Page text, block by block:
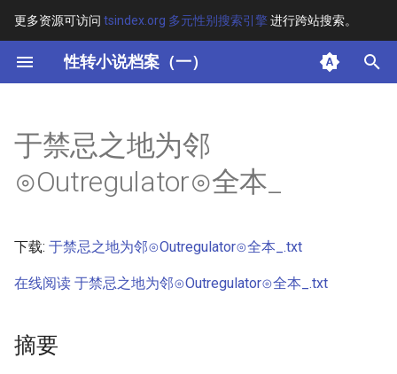
更多资源可访问 tsindex.org 多元性别搜索引擎进行跨站搜索。
性转小说档案（一）
键
开
始
索
其他信息 [Processed Page
Metadata]
于禁忌之地为邻
⊙Outregulator⊙全本_
下载: 于禁忌之地为邻⊙Outregulator⊙全本_.txt
在线阅读 于禁忌之地为邻⊙Outregulator⊙全本_.txt
摘要